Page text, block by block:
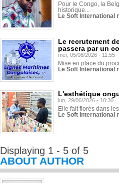
Pour le Congo, la
historique...
Le Soft International
Le recrutement
passera par un
mer, 05/08/2026 - 11:55
Mise en place du
Le Soft International
L'esthétique
lun, 29/06/2026 - 10:30
Elle fait florès dans
Le Soft International
Displaying 1 - 5 of 5
ABOUT AUTHOR